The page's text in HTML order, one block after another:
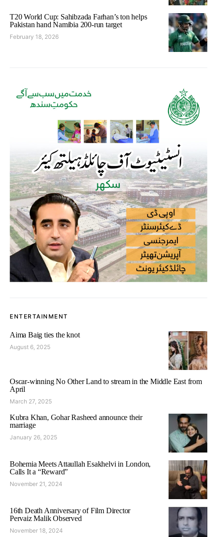
T20 World Cup: Sahibzada Farhan’s ton helps
Pakistan hand Namibia 200-run target
February 18, 2026
ENTERTAINMENT
Aima Baig ties the knot
August 6, 2025
Oscar-winning No Other Land to stream in the Middle East from
April
March 27, 2025
Kubra Khan, Gohar Rasheed announce their
marriage
January 26, 2025
Bohemia Meets Attaullah Esakhelvi in London,
Calls It a “Reward”
November 21, 2024
16th Death Anniversary of Film Director
Pervaiz Malik Observed
November 18, 2024